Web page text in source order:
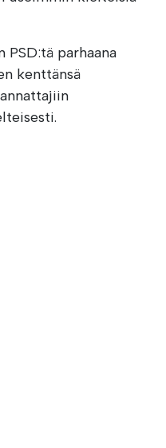
parhaana
kenttänsä